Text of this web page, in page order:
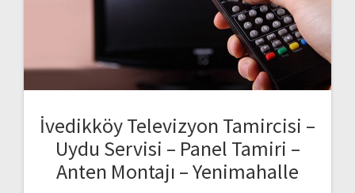
İvedikköy Televizyon Tamircisi –
Uydu Servisi – Panel Tamiri –
Anten Montajı – Yenimahalle